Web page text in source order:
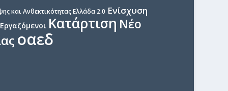
και Ανθεκτικότητας Ελλάδα 2.0 Ενίσχυση
Εργαζόμενοι Κατάρτιση Νέο
οαεδ